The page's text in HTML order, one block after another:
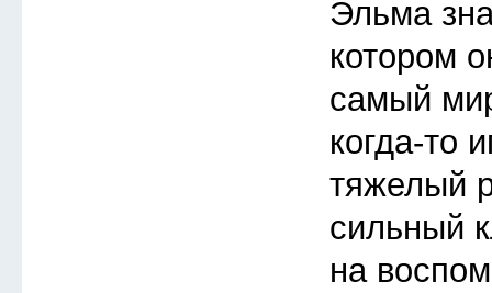
Эльма
котором
самый
когда-то
тяжелый
сильный
на